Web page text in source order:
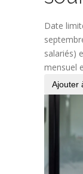
Date
salariés)
mensuel
Ajouter